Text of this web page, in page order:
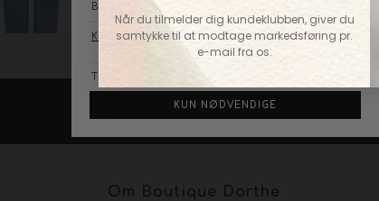
KONTAKT OS
Om Boutique Dorthe
Når du tilmelder dig kundeklubben, giver du
samtykke til at modtage markedsføring pr.
e-mail fra os.